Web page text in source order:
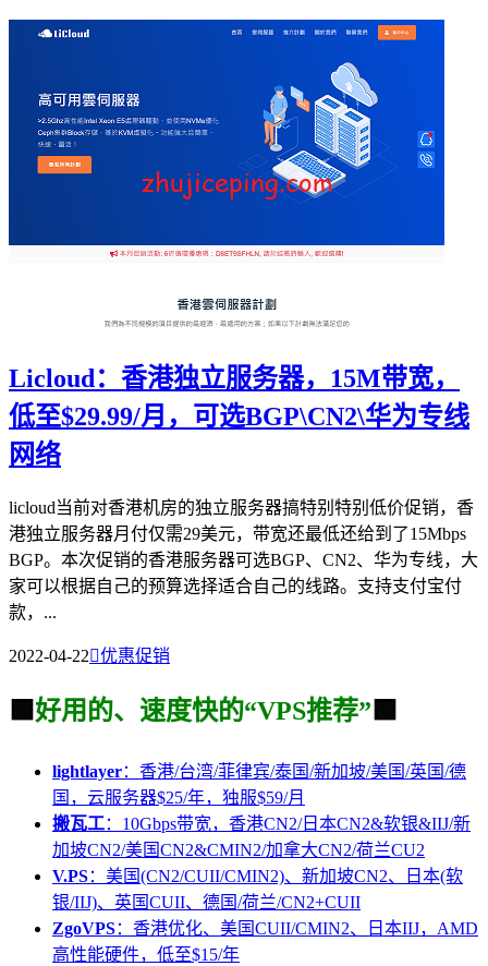
Licloud：香港独立服务器，15M带宽，
低至$29.99/月，可选BGP\CN2\华为专线
网络
licloud当前对香港机房的独立服务器搞特别特别低价促销，香
港独立服务器月付仅需29美元，带宽还最低还给到了15Mbps
BGP。本次促销的香港服务器可选BGP、CN2、华为专线，大
家可以根据自己的预算选择适合自己的线路。支持支付宝付
款，...
2022-04-22优惠促销
🟩 好用的、速度快的“VPS推荐” 🟩
lightlayer：香港/台湾/菲律宾/泰国/新加坡/美国/英国/德
国，云服务器$25/年，独服$59/月
搬瓦工：10Gbps带宽，香港CN2/日本CN2&软银&IIJ/新
加坡CN2/美国CN2&CMIN2/加拿大CN2/荷兰CU2
V.PS：美国(CN2/CUII/CMIN2)、新加坡CN2、日本(软
银/IIJ)、英国CUII、德国/荷兰/CN2+CUII
ZgoVPS：香港优化、美国CUII/CMIN2、日本IIJ，AMD
高性能硬件，低至$15/年